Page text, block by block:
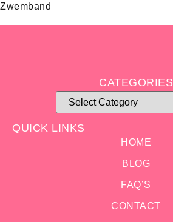
Zwemband
CATEGORIES
QUICK LINKS
HOME
BLOG
FAQ’S
CONTACT